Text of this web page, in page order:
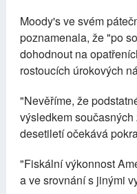
Moody's ve svém
poznamenala, že "po
dohodnout na
rostoucích úrokových
"Nevěříme, že
výsledkem
desetiletí očekává
"Fiskální výkonnost
a ve srovnání s jinými